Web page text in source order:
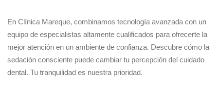
En Clínica Mareque, combinamos tecnología avanzada con un
equipo de especialistas altamente cualificados para ofrecerte la
mejor atención en un ambiente de confianza. Descubre cómo la
sedación consciente puede cambiar tu percepción del cuidado
dental. Tu tranquilidad es nuestra prioridad.